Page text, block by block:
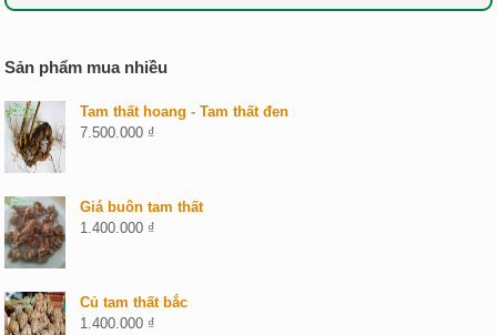
Sản phẩm mua nhiều
Tam thất hoang - Tam thất đen
7.500.000 ₫
Giá buôn tam thất
1.400.000 ₫
Củ tam thất bắc
1.400.000 ₫